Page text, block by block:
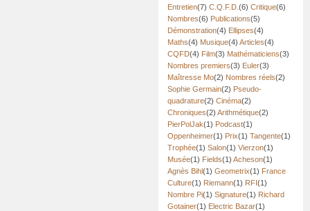
Entretien(7) C.Q.F.D. (6) Critique(6)
Nombres(6) Publications(5)
Démonstration(4) Ellipses(4)
Maths(4) Musique(4) Articles(4)
CQFD(4) Film(3) Mathématiciens(3)
Nombres premiers(3) Euler(3)
Maîtresse Mo(2) Nombres réels(2)
Sophie Germain(2) Pseudo-
quadrature(2) Cinéma(2)
Chroniques(2) Arithmétique(2)
PierPolJak(1) Podcast(1)
Oppenheimer(1) Prix(1) Tangente(1)
Trophée(1) Salon(1) Vierzon(1)
Musée(1) Fields(1) Acheson(1)
Agnès Bihl(1) Geometrix(1) France
Culture(1) Riemann(1) RFI(1)
Nombre Pi(1) Signature(1) Richard
Gotainer(1) Electric Bazar(1)